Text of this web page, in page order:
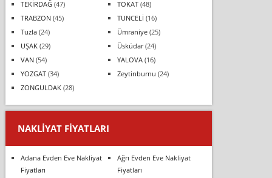
TEKİRDAĞ(47) TOKAT(48)
TRABZON(45) TUNCELİ (16)
Tuzla(24) Ümraniye(25)
UŞAK(29) Üsküdar(24)
VAN(54) YALOVA(16)
YOZGAT(34) Zeytinburnu (24)
ZONGULDAK(28)
NAKLIYAT FIYATLARI
Adana Evden Eve Nakliyat
Fiyatları
Ağrı Evden Eve Nakliyat
Fiyatları